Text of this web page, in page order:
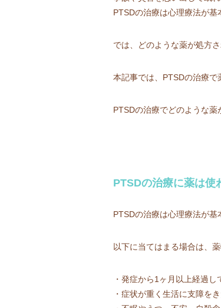
PTSDの治療は心理療法が基
では、どのような薬が処方
本記事では、PTSDの治療で
PTSDの治療でどのような薬
PTSDの治療に薬は使
PTSDの治療は心理療法が基
以下に当てはまる場合は、
・発症から1ヶ月以上経過
・症状が重く生活に支障を